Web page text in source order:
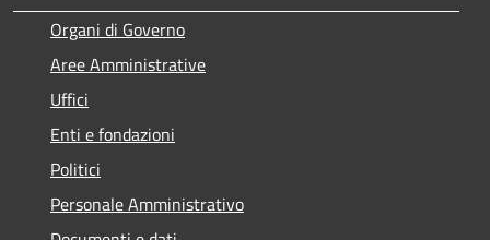
Organi di Governo
Aree Amministrative
Uffici
Enti e fondazioni
Politici
Personale Amministrativo